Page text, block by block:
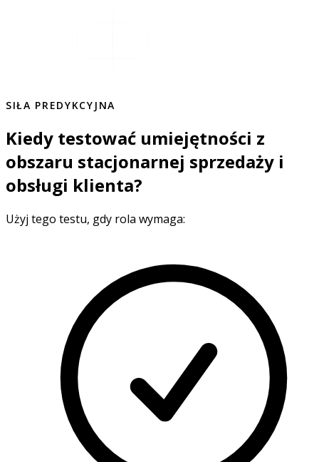
SIŁA PREDYKCYJNA
Kiedy testować umiejętności z
obszaru stacjonarnej sprzedaży i
obsługi klienta?
Użyj tego testu, gdy rola wymaga: